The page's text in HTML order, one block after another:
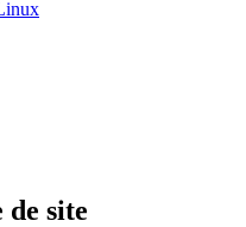
site